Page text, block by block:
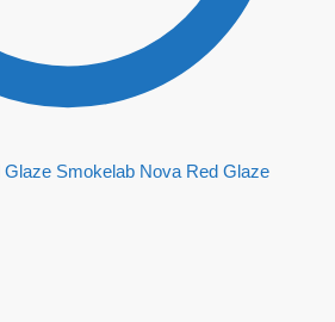
Smokelab Nova Red Glaze